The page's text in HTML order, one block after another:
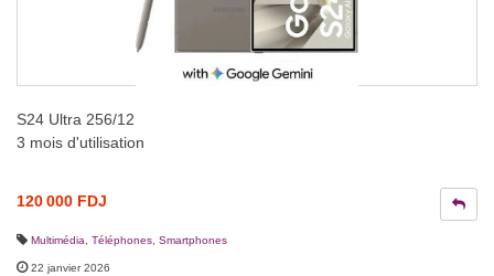
S24 Ultra 256/12
3 mois d'utilisation
120 000 FDJ
Multimédia Téléphones, Smartphones
22 janvier 2026